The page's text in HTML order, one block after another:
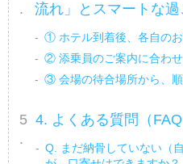
流れ」とスマートな
① ホテル到着後、各自の
② 添乗員のご案内に合わ
③ 会場の待合場所から、
4. よくある質問（FAQ
Q. まだ納骨していない（